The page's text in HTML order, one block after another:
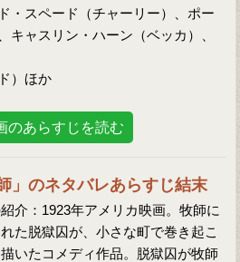
・スペード（チャーリー）、ポー
キャスリン・ハーン（ベッカ）、
）ほか
のあらすじを読む
」のネタバレあらすじ結末
介：1923年アメリカ映画。牧師に
た脱獄囚が、小さな町で巻き起こ
いたコメディ作品。脱獄囚が牧師